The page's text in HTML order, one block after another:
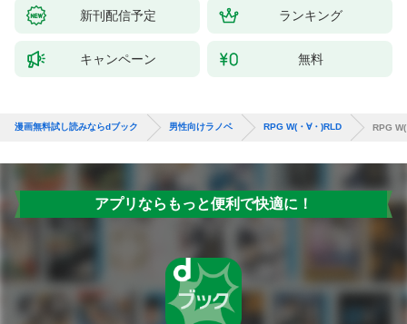
新刊配信予定 ランキング
キャンペーン 無料
漫画無料試し読みならdブック 男性向けラノベ RPG W(・∀・)RLD RPG
アプリならもっと便利で快適に！